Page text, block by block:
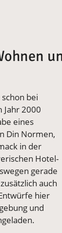
bei
2000
eines
Din Normen,
in der
Hotel-
gerade
auch
hier
und